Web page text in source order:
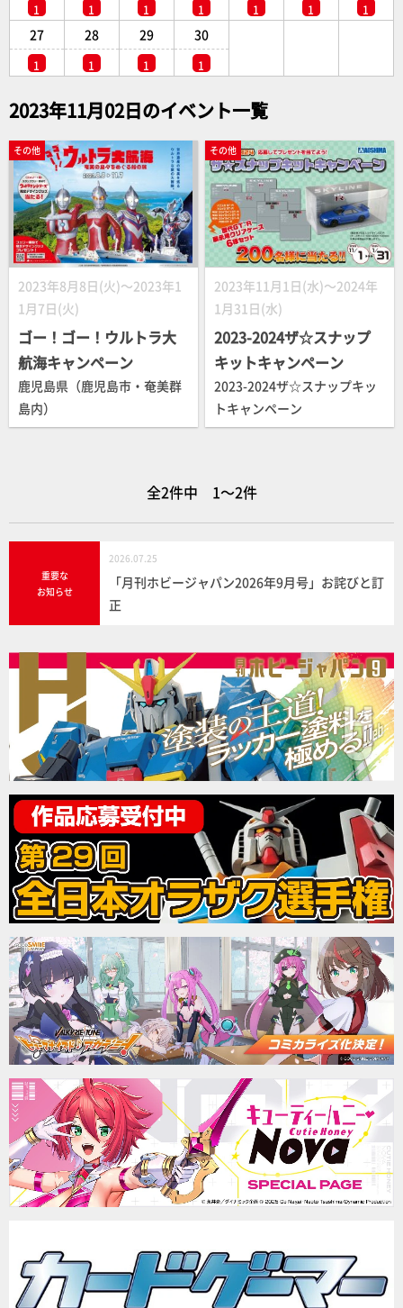
1 1 1 1 1 1 1
27
1
28
1
29
1
30
1
2023年11月02日のイベント一覧
その他
2023年8月8日(火)～2023年1
1月7日(火)
ゴー！ゴー！ウルトラ大
航海キャンペーン
鹿児島県（鹿児島市・奄美群
島内）
その他
2023年11月1日(水)～2024年
1月31日(水)
2023-2024ザ☆スナップ
キットキャンペーン
2023-2024ザ☆スナップキッ
トキャンペーン
全2件中 1～2件
重要な
お知らせ
2026.07.25
「月刊ホビージャパン2026年9月号」お詫びと訂
正